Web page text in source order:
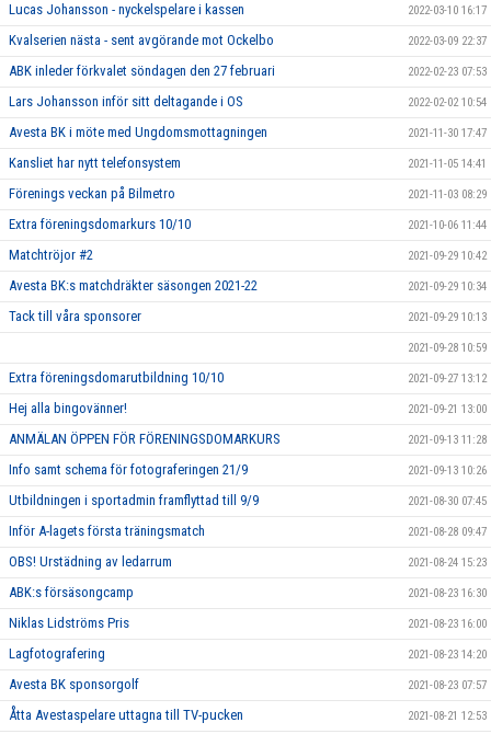
Lucas Johansson - nyckelspelare i kassen 2022-03-10 16:17
Kvalserien nästa - sent avgörande mot Ockelbo 2022-03-09 22:37
ABK inleder förkvalet söndagen den 27 februari 2022-02-23 07:53
Lars Johansson inför sitt deltagande i OS 2022-02-02 10:54
Avesta BK i möte med Ungdomsmottagningen 2021-11-30 17:47
Kansliet har nytt telefonsystem 2021-11-05 14:41
Förenings veckan på Bilmetro 2021-11-03 08:29
Extra föreningsdomarkurs 10/10 2021-10-06 11:44
Matchtröjor #2 2021-09-29 10:42
Avesta BK:s matchdräkter säsongen 2021-22 2021-09-29 10:34
Tack till våra sponsorer 2021-09-29 10:13
2021-09-28 10:59
Extra föreningsdomarutbildning 10/10 2021-09-27 13:12
Hej alla bingovänner! 2021-09-21 13:00
ANMÄLAN ÖPPEN FÖR FÖRENINGSDOMARKURS 2021-09-13 11:28
Info samt schema för fotograferingen 21/9 2021-09-13 10:26
Utbildningen i sportadmin framflyttad till 9/9 2021-08-30 07:45
Inför A-lagets första träningsmatch 2021-08-28 09:47
OBS! Urstädning av ledarrum 2021-08-24 15:23
ABK:s försäsongcamp 2021-08-23 16:30
Niklas Lidströms Pris 2021-08-23 16:00
Lagfotografering 2021-08-23 14:20
Avesta BK sponsorgolf 2021-08-23 07:57
Åtta Avestaspelare uttagna till TV-pucken 2021-08-21 12:53